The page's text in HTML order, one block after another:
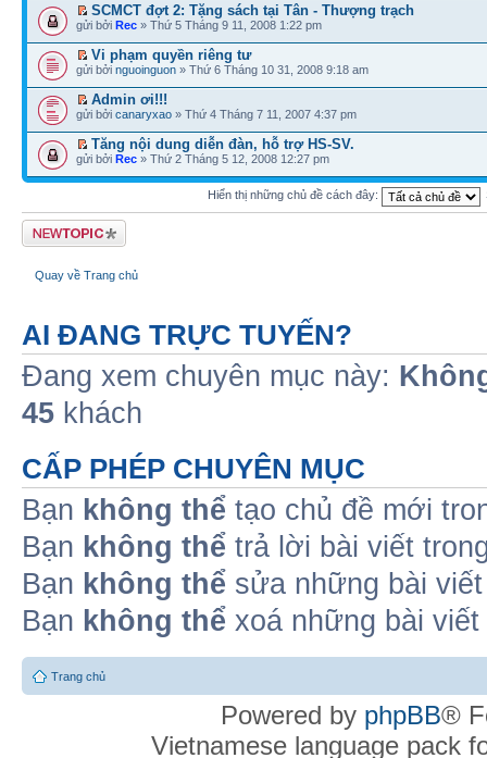
SCMCT đợt 2: Tặng sách tại Tân - Thượng trạch
gửi bởi Rec » Thứ 5 Tháng 9 11, 2008 1:22 pm
Vi phạm quyền riêng tư
gửi bởi nguoinguon » Thứ 6 Tháng 10 31, 2008 9:18 am
Admin ơi!!!
gửi bởi canaryxao » Thứ 4 Tháng 7 11, 2007 4:37 pm
Tăng nội dung diễn đàn, hỗ trợ HS-SV.
gửi bởi Rec » Thứ 2 Tháng 5 12, 2008 12:27 pm
Hiển thị những chủ đề cách đây:
Tạo chủ đề mới
Quay về Trang chủ
AI ĐANG TRỰC TUYẾN?
Đang xem chuyên mục này:
45 khách
CẤP PHÉP CHUYÊN MỤC
Bạn không thể tạo chủ đề mới
Bạn không thể trả lời bài viết
Bạn không thể sửa những bài
Bạn không thể xoá những bài
Trang chủ
Powered by phpBB®
Vietnamese language pack